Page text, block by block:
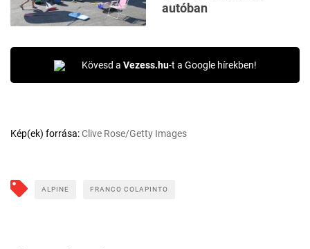
autóban
Kövesd a Vezess.hu-t a Google hírekben!
Kép(ek) forrása:Clive Rose/Getty Images
ALPINE FRANCO COLAPINTO